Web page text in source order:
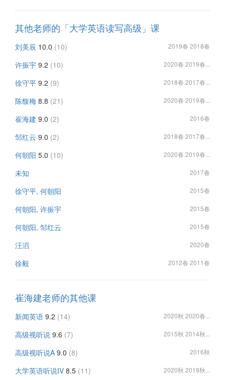
其他老师的「大学英语读写高级」课
刘美辰 10.0 (10) 2019春 2018春
许振宇 9.2 (10) 2020春 2019春...
徐守平 9.2 (9) 2018春 2017春...
陈馥梅 8.8 (21) 2020春 2019春...
崔海建 9.0 (2) 2016春
邹红云 9.0 (2) 2018春 2017春...
何朝阳 5.0 (10) 2020春 2019春...
未知 2017春
徐守平, 何朝阳 2015春
何朝阳, 许振宇 2015春
何朝阳, 邹红云 2015春
汪滔 2020春
徐毅 2012春 2011春
崔海建老师的其他课
新闻英语 9.2 (14) 2020秋 2020春...
高级视听说 9.6 (7) 2015秋 2014秋...
高级视听说A 9.0 (8) 2016秋
大学英语听说IV 8.5 (11) 2020秋 2019秋...